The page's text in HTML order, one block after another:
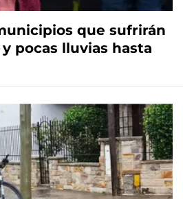
que sufrirán
pocas lluvias hasta